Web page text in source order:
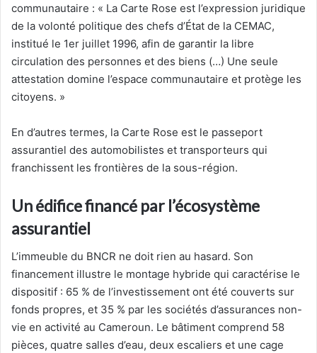
communautaire : « La Carte Rose est l’expression juridique
de la volonté politique des chefs d’État de la CEMAC,
institué le 1er juillet 1996, afin de garantir la libre
circulation des personnes et des biens (…) Une seule
attestation domine l’espace communautaire et protège les
citoyens. »
En d’autres termes, la Carte Rose est le passeport
assurantiel des automobilistes et transporteurs qui
franchissent les frontières de la sous-région.
Un édifice financé par l’écosystème
assurantiel
L’immeuble du BNCR ne doit rien au hasard. Son
financement illustre le montage hybride qui caractérise le
dispositif : 65 % de l’investissement ont été couverts sur
fonds propres, et 35 % par les sociétés d’assurances non-
vie en activité au Cameroun. Le bâtiment comprend 58
pièces, quatre salles d’eau, deux escaliers et une cage